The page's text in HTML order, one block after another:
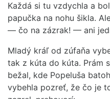
Každá si tu vzdychla a
papučka na nohu šikla.
— čo na zázrak! — ani
Mladý kráľ od zúfaňa
tak z kúta do kúta. Prám
bežal, kde Popeluša
vybehla pozreť, že čo je